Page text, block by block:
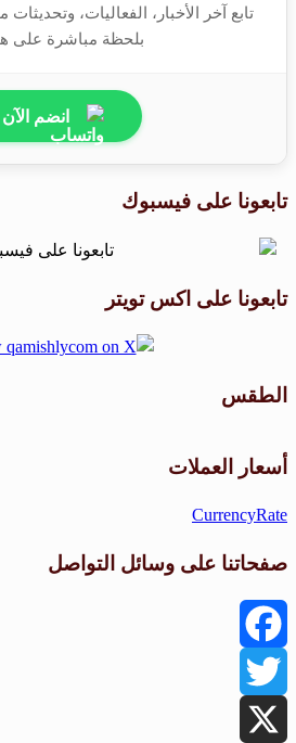
تابع آخر الأخبار، الفعاليات،
بلحظة مباشرة على
انضم الآن
تابعونا على فيسبوك
تابعونا على اكس تويتر
الطقس
أسعار العملات
CurrencyRate
صفحاتنا على وسائل التواصل
Facebook
Twitter